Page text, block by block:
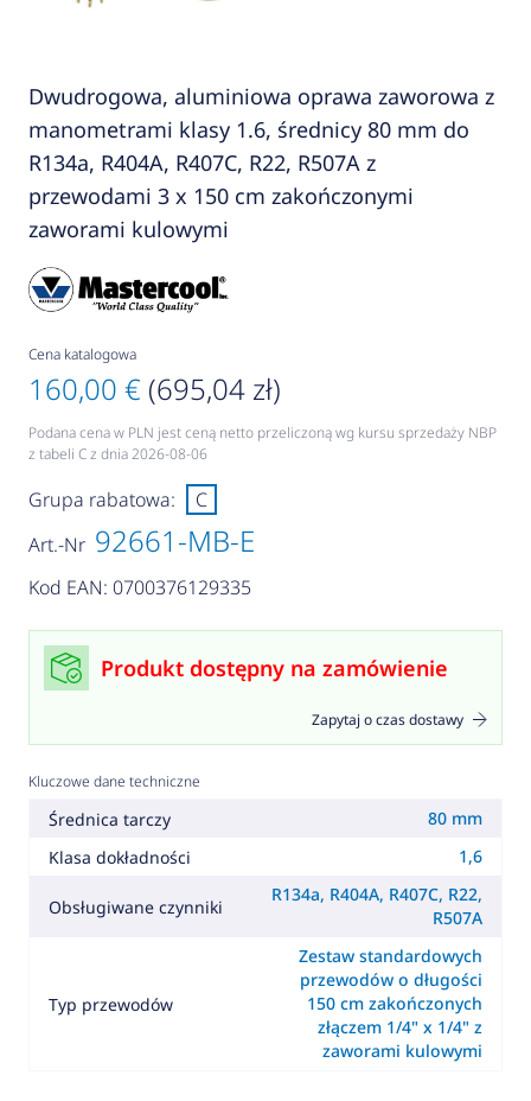
Dwudrogowa, aluminiowa oprawa zaworowa z
manometrami klasy 1.6, średnicy 80 mm do
R134a, R404A, R407C, R22, R507A z
przewodami 3 x 150 cm zakończonymi
zaworami kulowymi
Cena katalogowa
160,00 € (695,04 zł)
Podana cena w PLN jest ceną netto przeliczoną wg kursu sprzedaży NBP
z tabeli C z dnia 2026-08-06
Art.-Nr 92661-MB-E
Kod EAN: 0700376129335
Grupa rabatowa: C
Produkt dostępny na zamówienie
Zapytaj o czas dostawy
Kluczowe dane techniczne
Średnica tarczy
80 mm
Klasa dokładności
1,6
Obsługiwane czynniki
R134a, R404A, R407C, R22,
R507A
Typ przewodów
Zestaw standardowych
przewodów o długości
150 cm zakończonych
złączem 1/4" x 1/4" z
zaworami kulowymi